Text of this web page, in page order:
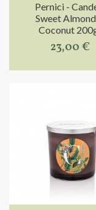
Pernici -
Sweet
Coconut
23,00 €